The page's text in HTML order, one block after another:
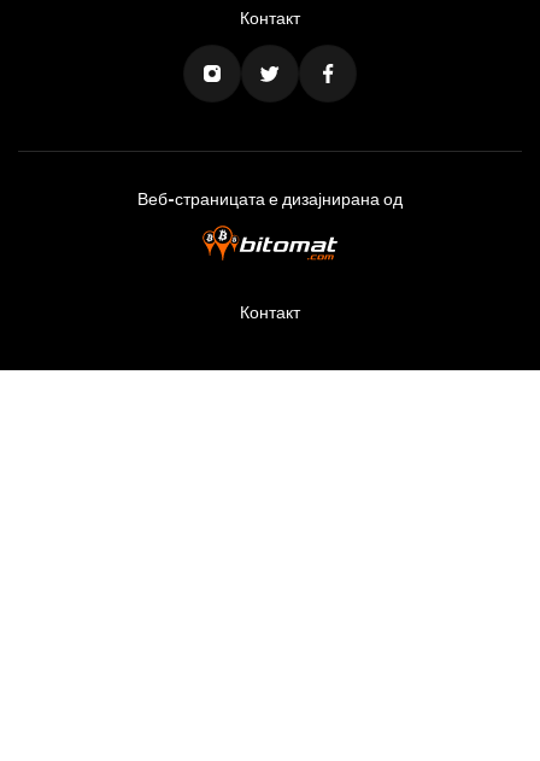
Контакт
Веб-страницата е дизајнирана од
Контакт